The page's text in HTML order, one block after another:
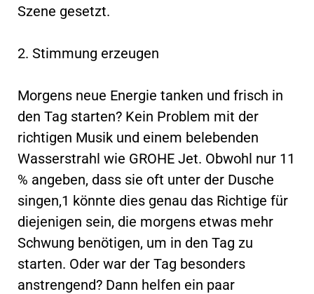
Szene gesetzt.
2. Stimmung erzeugen
Morgens neue Energie tanken und frisch in
den Tag starten? Kein Problem mit der
richtigen Musik und einem belebenden
Wasserstrahl wie GROHE Jet. Obwohl nur 11
% angeben, dass sie oft unter der Dusche
singen,1 könnte dies genau das Richtige für
diejenigen sein, die morgens etwas mehr
Schwung benötigen, um in den Tag zu
starten. Oder war der Tag besonders
anstrengend? Dann helfen ein paar